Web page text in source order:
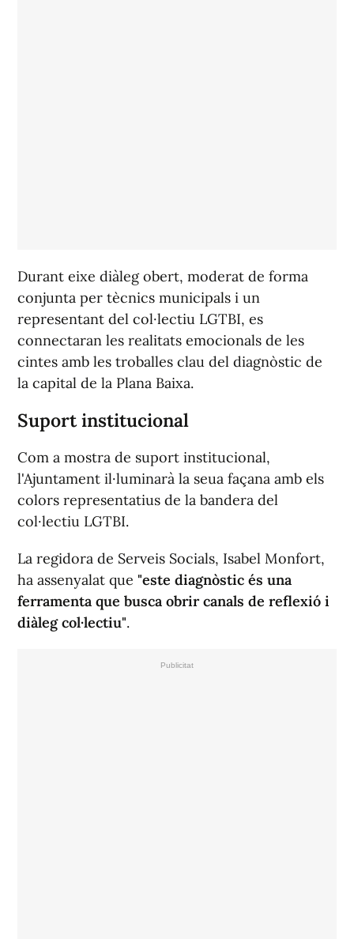
Durant eixe diàleg obert, moderat de forma
conjunta per tècnics municipals i un
representant del col·lectiu LGTBI, es
connectaran les realitats emocionals de les
cintes amb les troballes clau del diagnòstic de
la capital de la Plana Baixa.
Suport institucional
Com a mostra de suport institucional,
l'Ajuntament il·luminarà la seua façana amb els
colors representatius de la bandera del
col·lectiu LGTBI.
La regidora de Serveis Socials, Isabel Monfort,
ha assenyalat que "este diagnòstic és una
ferramenta que busca obrir canals de reflexió i
diàleg col·lectiu".